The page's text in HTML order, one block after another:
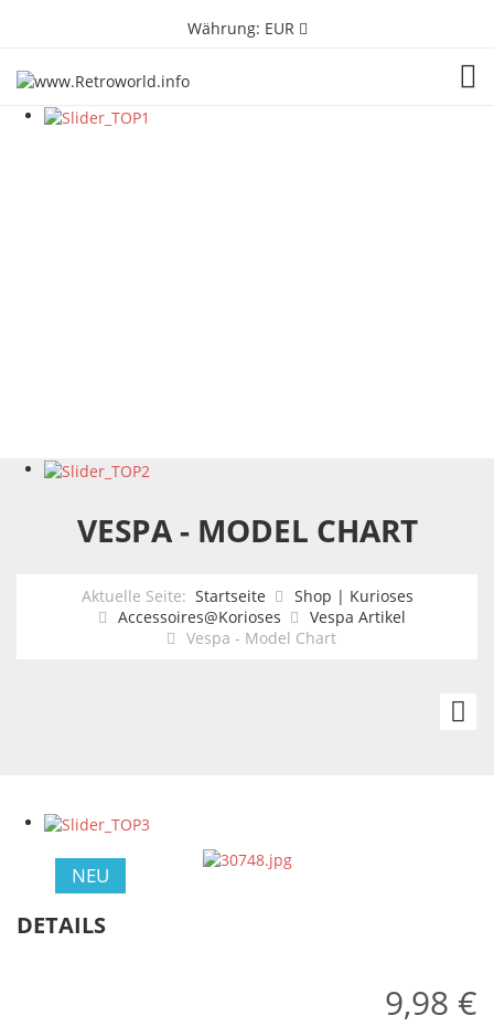
Währung: EUR
VESPA - MODEL CHART
Aktuelle Seite: Startseite
Shop | Kurioses
Accessoires@Korioses
Vespa Artikel
Vespa - Model Chart
NEU
DETAILS
9,98 €